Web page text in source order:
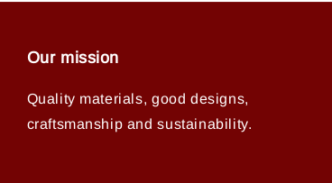
Our mission
Quality materials, good designs,
craftsmanship and sustainability.